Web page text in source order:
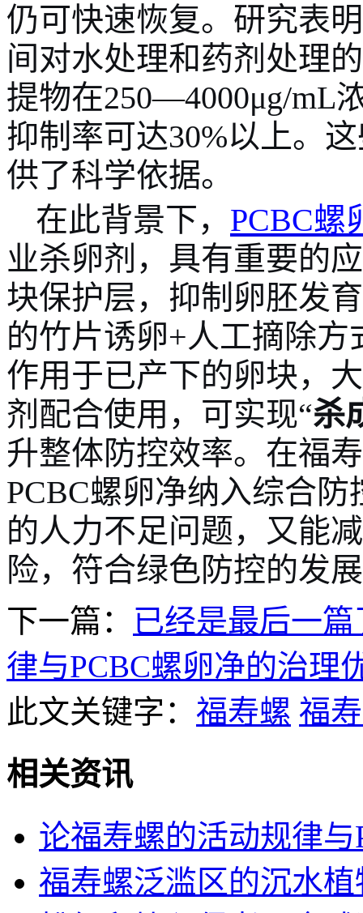
仍可快速恢复。研究表
间对水处理和药剂处理
提物在250—4000μg/mL
抑制率可达30%以上。
供了科学依据。
在此背景下， PCBC螺
业杀卵剂，具有重要的
块保护层，抑制卵胚发
的竹片诱卵+人工摘除方
作用于已产下的卵块，
剂配合使用，可实现“杀
升整体防控效率。在福
PCBC螺卵净纳入综合
的人力不足问题，又能
险，符合绿色防控的发
下一篇： 已经是最后一篇
律与PCBC螺卵净的治理
此文关键字： 福寿螺 福
相关资讯
论福寿螺的活动规律
福寿螺泛滥区的沉水